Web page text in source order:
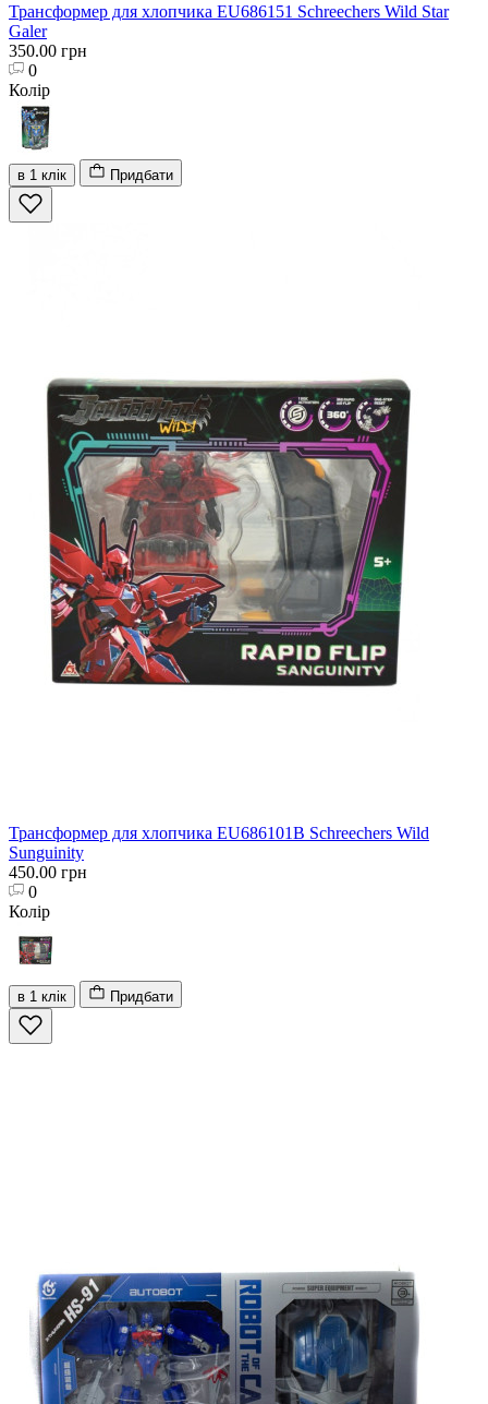
Трансформер для хлопчика EU686151 Schreechers Wild Star
Galer
350.00 грн
0
Колір
в 1 клік Придбати
Трансформер для хлопчика EU686101B Schreechers Wild
Sunguinity
450.00 грн
0
Колір
в 1 клік Придбати